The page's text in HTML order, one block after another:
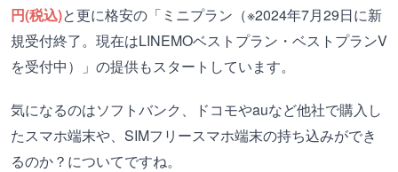
円(税込)と更に格安の「ミニプラン（※2024年7月29日に新
規受付終了。現在はLINEMOベストプラン・ベストプランV
を受付中）」の提供もスタートしています。
気になるのはソフトバンク、ドコモやauなど他社で購入し
たスマホ端末や、SIMフリースマホ端末の持ち込みができ
るのか？についてですね。